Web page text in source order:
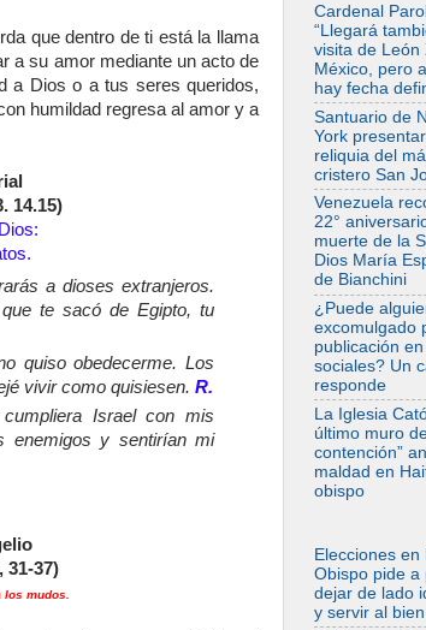
que dentro de ti está la llama
a su amor mediante un acto de
a Dios o a tus seres queridos,
humildad regresa al amor y a
14.15)
a dioses extranjeros.
te sacó de Egipto, tu
quiso obedecerme. Los
vivir como quisiesen.R.
Israel con mis
enemigos y sentirían mi
31-37)
los mudos.
En
paz no
con
En
años
Cristo
El
Ágata
sobre
León
Madre
de
crisis
Cardenal
“Llegará
visita de León
México, pero
hay fecha
Santuario de
York
reliquia del
cristero San
Venezuela
22°
muerte de la
Dios María
de Bianchini
¿Puede
excomulgado
publicación
sociales? Un
responde
La Iglesia
último muro
contención”
maldad en
obispo
Elecciones en
Obispo pide a
dejar de lado
y servir al